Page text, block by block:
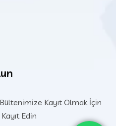
Kayıt Olmak İçin
Edin